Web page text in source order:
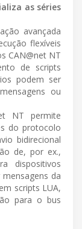
as séries
avançada
flexíveis
CAN@net NT
de scripts
podem ser
ou
NT permite
do protocolo
bidirecional
de, por ex.,
dispositivos
da
scripts LUA,
para o bus